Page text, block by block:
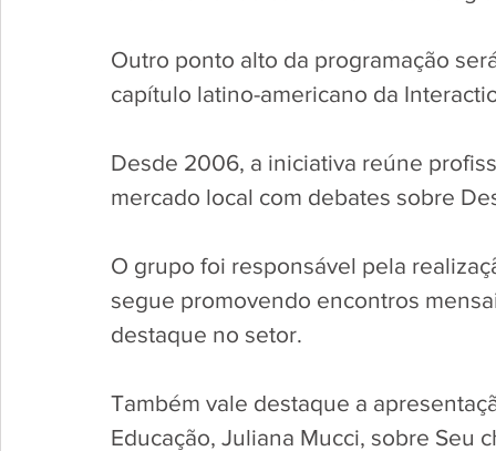
Outro ponto alto da programação
capítulo latino-americano da
Desde 2006, a iniciativa reúne
mercado local com debates sobre
O grupo foi responsável pela
segue promovendo encontros
destaque no setor.
Também vale destaque a
Educação, Juliana Mucci, sobre Seu